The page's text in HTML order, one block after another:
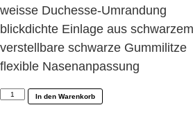
weisse Duchesse-Umrandung
blickdichte Einlage aus
verstellbare schwarze Gummilitze
flexible Nasenanpassung
rosengartenIn den Warenkorb